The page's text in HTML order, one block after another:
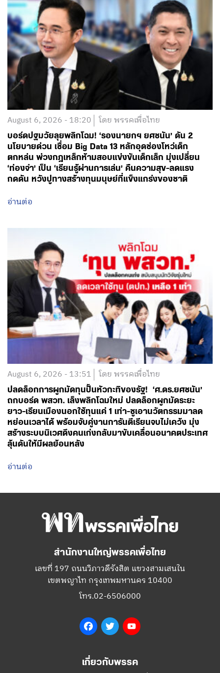
August 6, 2026 - 18:20 โดย พรรคเพื่อไทย
บอร์ดปฐมวัยลุยพลิกโฉม! ‘รองนายกฯ ยศชนัน’ ดัน 2
นโยบายด่วน เชื่อม Big Data 13 หลักอุดช่องโหว่เด็ก
ตกหล่น พ่วงกฎเหล็กห้ามสอบแข่งขันเด็กเล็ก มุ่งเปลี่ยน
‘ท่องจำ’ เป็น ‘เรียนรู้ผ่านการเล่น’ คืนความสุข-ลดแรง
กดดัน หวังปูทางสร้างทุนมนุษย์ที่แข็งแกร่งของชาติ
อ่านต่อ
August 6, 2026 - 13:51 โดย พรรคเพื่อไทย
ปลดล็อกการผูกมัดทุนปั้นหัวกะทิของรัฐ! ‘ศ.ดร.ยศชนัน’
ถกบอร์ด พสวท. เล็งพลิกโฉมใหม่ ปลดล็อกผูกมัดระยะ
ยาว-เรียนเมืองนอกใช้ทุนแค่ 1 เท่า-ชูเอานวัตกรรมมาลด
หย่อนเวลาได้ พร้อมจับคู่งานการันตีเรียนจบไม่เคว้ง มุ่ง
สร้างระบบนิเวศดึงคนเก่งกลับมาขับเคลื่อนอนาคตประเทศ
ลุ้นดันให้มีผลย้อนหลัง
อ่านต่อ
สำนักงานใหญ่พรรคเพื่อไทย
เลขที่ 197 ถนนวิภาวดีรังสิต แขวงสามเสนใน
เขตพญาไท กรุงเทพมหานคร 10400
โทร.02-6506000
FacebookTwitter
เกี่ยวกับพรรค